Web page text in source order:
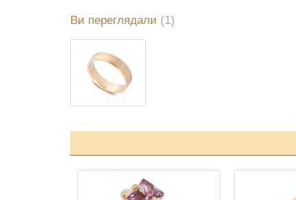
Ви переглядали (1)